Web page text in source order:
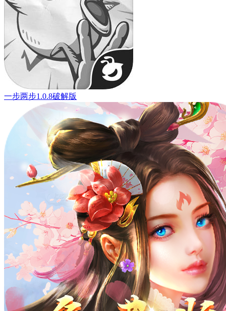
一步两步1.0.8破解版